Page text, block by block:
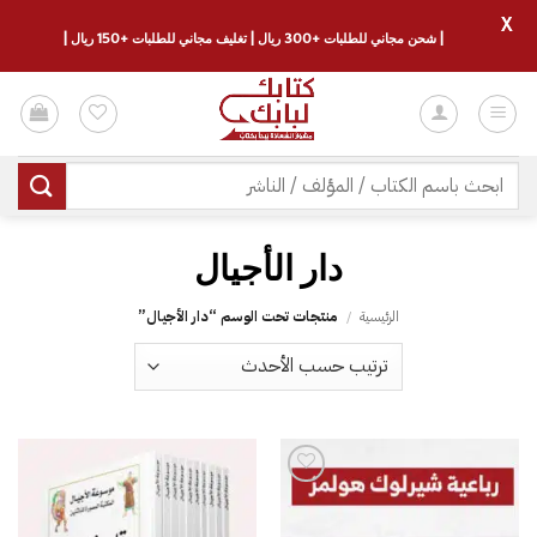
للمحتوى
البحث
عن:
دار الأجيال
الرئيسية / منتجات تحت الوسم “دار الأجيال”
إضافة
| شحن مجاني للطلبات +300 ريال | تغليف مجاني للطلبات +150 ريال |
X